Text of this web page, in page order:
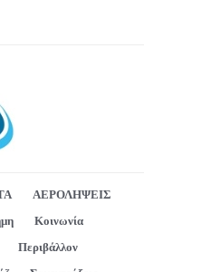
ΑΕΡΟΛΗΨΕΙΣ
Κοινωνία
Περιβάλλον